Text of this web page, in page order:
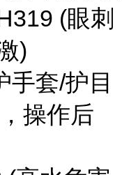
(眼刺
)
手套/护目
操作后